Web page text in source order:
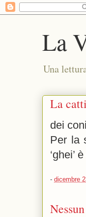
La
Una
La
dei
Per la
‘ghei’
- dicembre